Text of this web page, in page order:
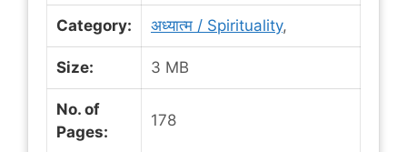
Category: अध्यात्म / Spirituality,
Size: 3 MB
No. of
Pages:
178